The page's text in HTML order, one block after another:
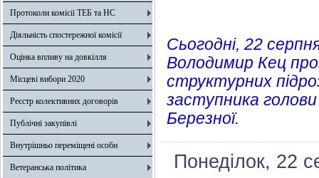
Протоколи комісії ТЕБ та НС
Діяльність спостережної комісії
Оцінка впливу на довкілля
Місцеві вибори 2020
Реєстр колективних договорів
Публічні закупівлі
Внутрішньо переміщені особи
Ветеранська політика
Сьогодні, 22
Володимир Кец
структурних
заступника
Березної.
Понеділок, 22